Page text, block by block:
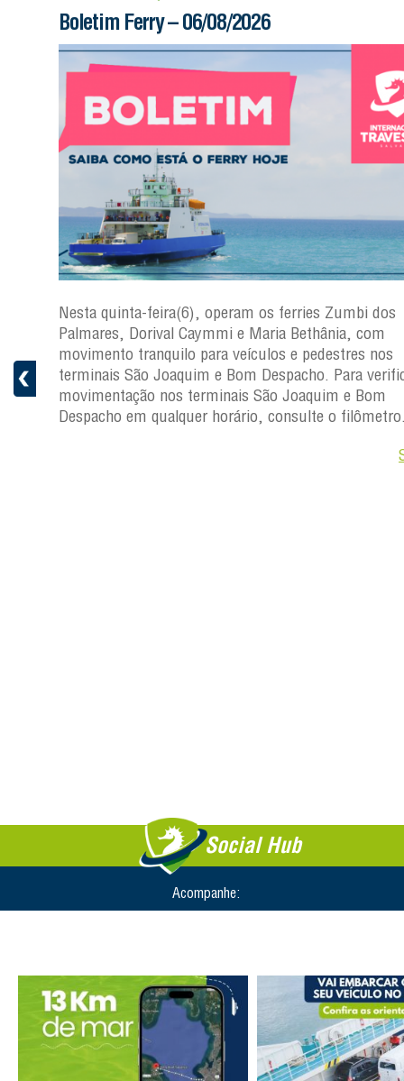
Boletim Ferry – 06/08/2026
Nesta quinta-feira(6), operam os ferries Zumbi dos
Palmares, Dorival Caymmi e Maria Bethânia, com
movimento tranquilo para veículos e pedestres nos
terminais São Joaquim e Bom Despacho. Para
movimentação nos terminais São Joaquim e Bom
Despacho em qualquer horário, consulte o
Social Hub
Acompanhe: